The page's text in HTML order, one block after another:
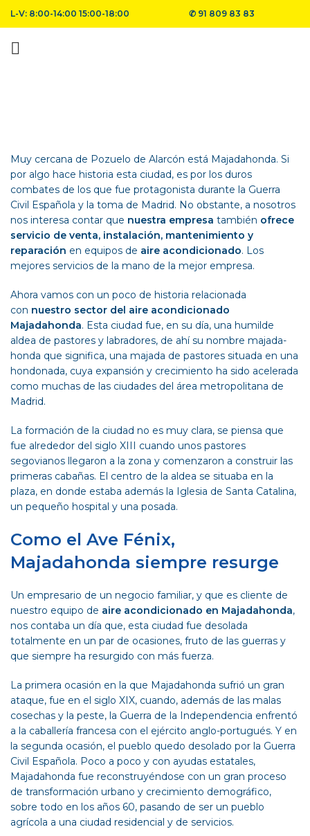
L-V: 8:00-14:00 15:00-18:00 ✆91 809 83 83
Muy cercana de Pozuelo de Alarcón está Majadahonda. Si
por algo hace historia esta ciudad, es por los duros
combates de los que fue protagonista durante la Guerra
Civil Española y la toma de Madrid. No obstante, a nosotros
nos interesa contar que nuestra empresa también ofrece
servicio de venta, instalación, mantenimiento y
reparación en equipos de aire acondicionado. Los
mejores servicios de la mano de la mejor empresa.
Ahora vamos con un poco de historia relacionada
con nuestro sector del aire acondicionado
Majadahonda. Esta ciudad fue, en su día, una humilde
aldea de pastores y labradores, de ahí su nombre majada-
honda que significa, una majada de pastores situada en una
hondonada, cuya expansión y crecimiento ha sido acelerada
como muchas de las ciudades del área metropolitana de
Madrid.
La formación de la ciudad no es muy clara, se piensa que
fue alrededor del siglo XIII cuando unos pastores
segovianos llegaron a la zona y comenzaron a construir las
primeras cabañas. El centro de la aldea se situaba en la
plaza, en donde estaba además la Iglesia de Santa Catalina,
un pequeño hospital y una posada.
Como el Ave Fénix,
Majadahonda siempre resurge
Un empresario de un negocio familiar, y que es cliente de
nuestro equipo de aire acondicionado en Majadahonda,
nos contaba un día que, esta ciudad fue desolada
totalmente en un par de ocasiones, fruto de las guerras y
que siempre ha resurgido con más fuerza.
La primera ocasión en la que Majadahonda sufrió un gran
ataque, fue en el siglo XIX, cuando, además de las malas
cosechas y la peste, la Guerra de la Independencia enfrentó
a la caballería francesa con el ejército anglo-portugués. Y en
la segunda ocasión, el pueblo quedo desolado por la Guerra
Civil Española. Poco a poco y con ayudas estatales,
Majadahonda fue reconstruyéndose con un gran proceso
de transformación urbano y crecimiento demográfico,
sobre todo en los años 60, pasando de ser un pueblo
agrícola a una ciudad residencial y de servicios.